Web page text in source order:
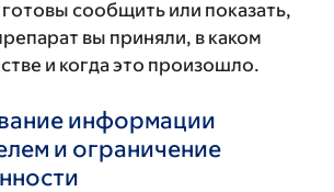
готовы сообщить или показать,
вы приняли, в каком
и когда это произошло.
информации
и ограничение